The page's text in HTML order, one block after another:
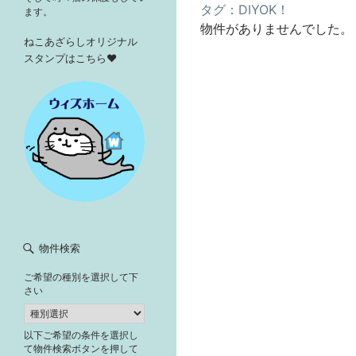
タグ：DIYOK！
物件がありませんでした。
ます。
ねこあざらしオリジナル
スタンプはこちら♥
物件検索
ご希望の種別を選択して下
さい
以下ご希望の条件を選択し
て物件検索ボタンを押して